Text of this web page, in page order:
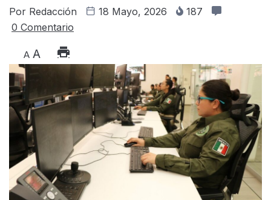
Por Redacción 18 Mayo, 2026
187
0 Comentario
A A